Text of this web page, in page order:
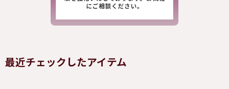
最近チェックしたアイテム